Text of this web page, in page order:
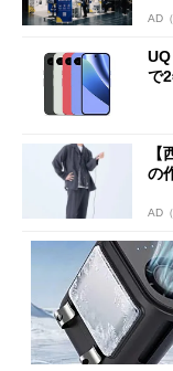
AD
で
の
AD